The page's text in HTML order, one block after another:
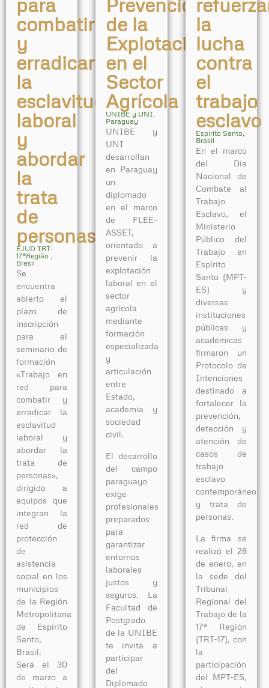
para
combatir
y
erradicar
la
esclavitud
laboral
y
abordar
la
trata
de
personas
EJUD TRT-
17ªRegião ,
Brasil
Se
encuentra
abierto el
plazo de
inscripción
para el
seminario de
formación
«Trabajo en
red para
combatir y
erradicar la
esclavitud
laboral y
abordar la
trata de
personas»,
dirigido a
equipos que
integran la
red de
protección
de
asistencia
social en los
municipios
de la Región
Metropolitana
de Espírito
Santo,
Brasil.
Será el 30
de marzo a
Prevención
de la
Explotación
en el
Sector
Agrícola
UNIBE y UNI,
Paraguay
UNIBE y
UNI
desarrollan
en Paraguay
un
diplomado
en el marco
de FLEE-
ASSET,
orientado a
prevenir la
explotación
laboral en el
sector
agrícola
mediante
formación
especializada
y
articulación
entre
Estado,
academia y
sociedad
civil.
El desarrollo
del campo
paraguayo
exige
profesionales
preparados
para
garantizar
entornos
laborales
justos y
seguros. La
Facultad de
Postgrado
de la UNIBE
te invita a
participar
del
Diplomado
la
lucha
contra
el
trabajo
esclavo
Espírito Santo,
Brasil
En el marco
del Día
Nacional de
Combate al
Trabajo
Esclavo, el
Ministerio
Público del
Trabajo en
Espírito
Santo (MPT-
ES) y
diversas
instituciones
públicas y
académicas
firmaron un
Protocolo de
Intenciones
destinado a
fortalecer la
prevención,
detección y
atención de
casos de
trabajo
esclavo
contemporáneo
y trata de
personas.
La firma se
realizó el 28
de enero, en
la sede del
Tribunal
Regional del
Trabajo de la
17ª Región
(TRT-17), con
la
participación
del MPT-ES,